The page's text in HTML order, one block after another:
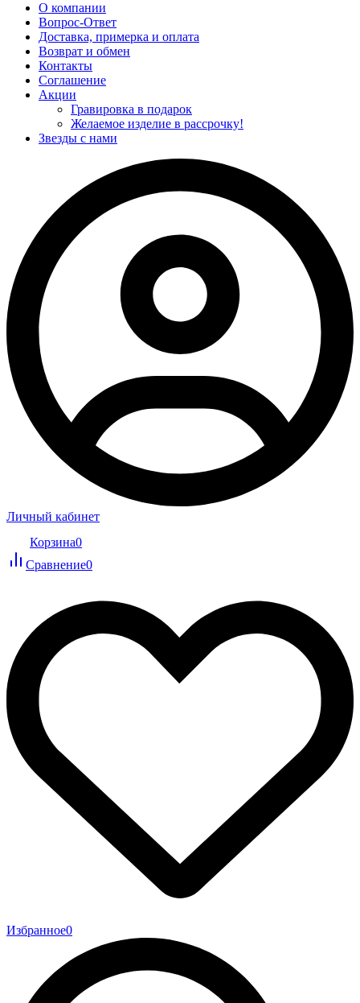
О компании
Вопрос-Ответ
Доставка, примерка и оплата
Возврат и обмен
Контакты
Соглашение
Акции
Гравировка в подарок
Желаемое изделие в рассрочку!
Звезды с нами
Личный кабинет
Корзина0
Сравнение0
Избранное0